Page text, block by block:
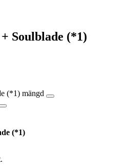
Soulblade (*1)
(*1) mängd
(*1)